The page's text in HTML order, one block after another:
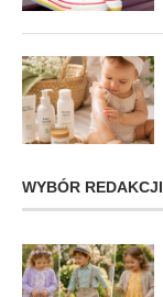
WYBÓR REDAKCJI